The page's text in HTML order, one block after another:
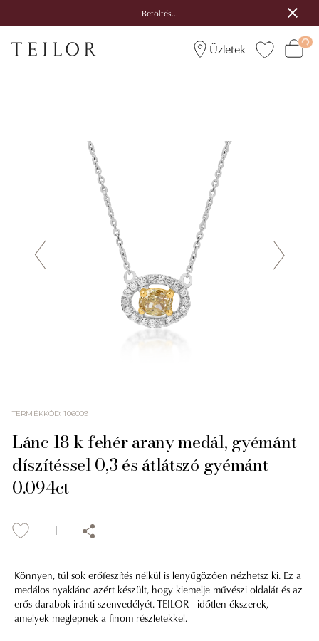
Betöltés...
Üzletek
TERMÉKKÓD:106009
Lánc 18 k fehér arany medál, gyémánt
díszítéssel 0,3 és átlátszó gyémánt
0.094ct
Könnyen, túl sok erőfeszítés nélkül is lenyűgözően nézhetsz ki. Ez a
medálos nyaklánc azért készült, hogy kiemelje művészi oldalát és az
erős darabok iránti szenvedélyét. TEILOR - időtlen ékszerek,
amelyek meglepnek a finom részletekkel.